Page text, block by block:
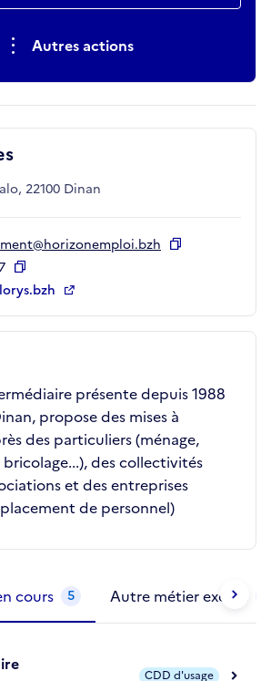
Autres actions
présente depuis 1988
propose des mises à
des particuliers (ménage,
des collectivités
et des entreprises
de personnel)
22100 Dinan
Copier
cours 5 Autre métier exercé
CDD d'usage